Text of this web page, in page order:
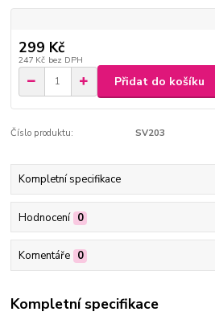
299 Kč
247 Kč bez DPH
Přidat do košíku
Číslo produktu: SV203
Kompletní specifikace
Hodnocení 0
Komentáře 0
Kompletní specifikace